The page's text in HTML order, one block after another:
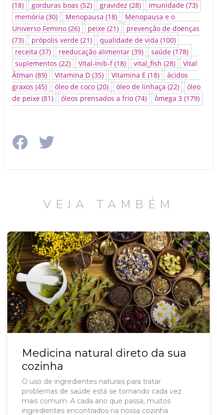
(18)
gorduras boas (52) gravidez (28) Imunidade (73)
memória (30) Menopausa (18)
Menopausa e o
Universo Femino (26) peixe (21)
prevenção de doenças
(73)
própolis verde (21) qualidade de vida (100)
receita (37) reeducação alimentar (39) saúde (178)
suplementos (22) Vital-Inib-f(18) vital_fish (28)
Vital
Âtman (89) Vitamina D (35) Vitamina E (18)
ácidos
graxos (45) óleo de coco (20) óleo de linhaça (22)
óleo
de peixe (81) óleos prensados a frio (74) ômega 3 (179)
VEJA TAMBÉM
Medicina natural direto da sua
cozinha
O uso de ingredientes naturais para tratar
problemas de saúde está se tornando cada vez
mais comum. A cada ano que passa, muitos
ingredientes encontrados na nossa cozinha